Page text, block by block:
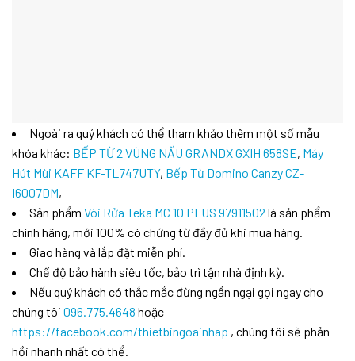
Ngoài ra quý khách có thể tham khảo thêm một số mẫu
khóa khác: BẾP TỪ 2 VÙNG NẤU GRANDX GXIH 658SE, Máy
Hút Mùi KAFF KF-TL747UTY, Bếp Từ Domino Canzy CZ-
I6007DM,
Sản phẩm Vòi Rửa Teka MC 10 PLUS 97911502 là sản phẩm
chính hãng, mới 100% có chứng từ đầy đủ khi mua hàng.
Giao hàng và lắp đặt miễn phí.
Chế độ bảo hành siêu tốc, bảo trì tận nhà định kỳ.
Nếu quý khách có thắc mắc đừng ngần ngại gọi ngay cho
chúng tôi 096.775.4648 hoặc
https://facebook.com/thietbingoainhap , chúng tôi sẽ phản
hồi nhanh nhất có thể.